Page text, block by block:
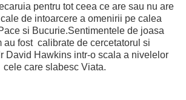
pentru tot ceea ce are sau nu are
de intoarcere a omenirii pe calea
si Bucurie.Sentimentele de joasa
au fost calibrate de cercetatorul si
David Hawkins intr-o scala a nivelelor
care slabesc Viata.